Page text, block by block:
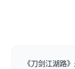
《刀剑江湖路